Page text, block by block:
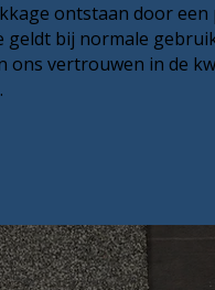
ontstaan door
geldt bij normale
ons vertrouwen in de